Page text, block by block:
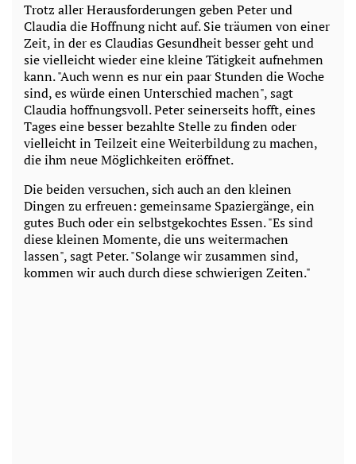
Trotz aller Herausforderungen geben Peter und
Claudia die Hoffnung nicht auf. Sie träumen von einer
Zeit, in der es Claudias Gesundheit besser geht und
sie vielleicht wieder eine kleine Tätigkeit aufnehmen
kann. "Auch wenn es nur ein paar Stunden die Woche
sind, es würde einen Unterschied machen", sagt
Claudia hoffnungsvoll. Peter seinerseits hofft, eines
Tages eine besser bezahlte Stelle zu finden oder
vielleicht in Teilzeit eine Weiterbildung zu machen,
die ihm neue Möglichkeiten eröffnet.
Die beiden versuchen, sich auch an den kleinen
Dingen zu erfreuen: gemeinsame Spaziergänge, ein
gutes Buch oder ein selbstgekochtes Essen. "Es sind
diese kleinen Momente, die uns weitermachen
lassen", sagt Peter. "Solange wir zusammen sind,
kommen wir auch durch diese schwierigen Zeiten."